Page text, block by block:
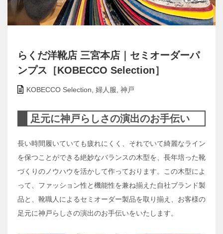
らくだ洋靴店 三宮本店｜セミオーダーパ
ンプス［KOBECCO Selection］
KOBECCO Selection 婦人服 神戸
足元に神戸らしさの演出のお手伝い
長い時間履いていても疲れにくく、それでいて綺麗なライン
を保つことができる絶妙なバランスの木型を、長年培った靴
づくりのノウハウを活かして作っております。この木型によ
って、ファッション性と機能性を兼ね揃えた自社ブランド製
品と、靴職人によるセミオーダー製品を取り揃え、お客様の
足元に神戸らしさの演出のお手伝いをいたします。